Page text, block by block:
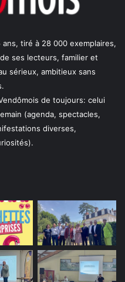
tiré à 28 000 exemplaires,
ses lecteurs, familier et
sérieux, ambitieux sans
de toujours: celui
(agenda, spectacles,
diverses,